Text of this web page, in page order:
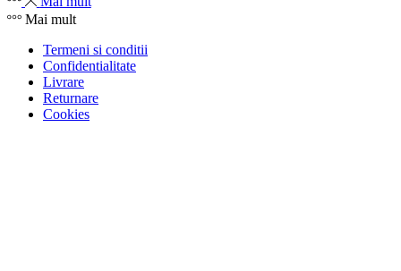
Mai mult
Termeni si conditii
Confidentialitate
Livrare
Returnare
Cookies